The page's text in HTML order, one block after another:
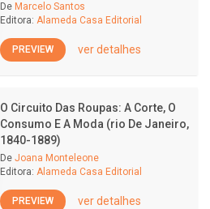
De Marcelo Santos
Editora: Alameda Casa Editorial
PREVIEW ver detalhes
O Circuito Das Roupas: A Corte, O
Consumo E A Moda (rio De Janeiro,
1840-1889)
De Joana Monteleone
Editora: Alameda Casa Editorial
PREVIEW ver detalhes